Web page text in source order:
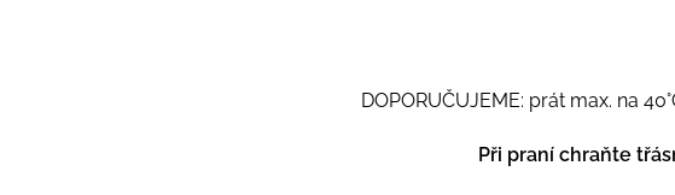
DOPORUČUJEME: prát max. na
Při praní chraňte